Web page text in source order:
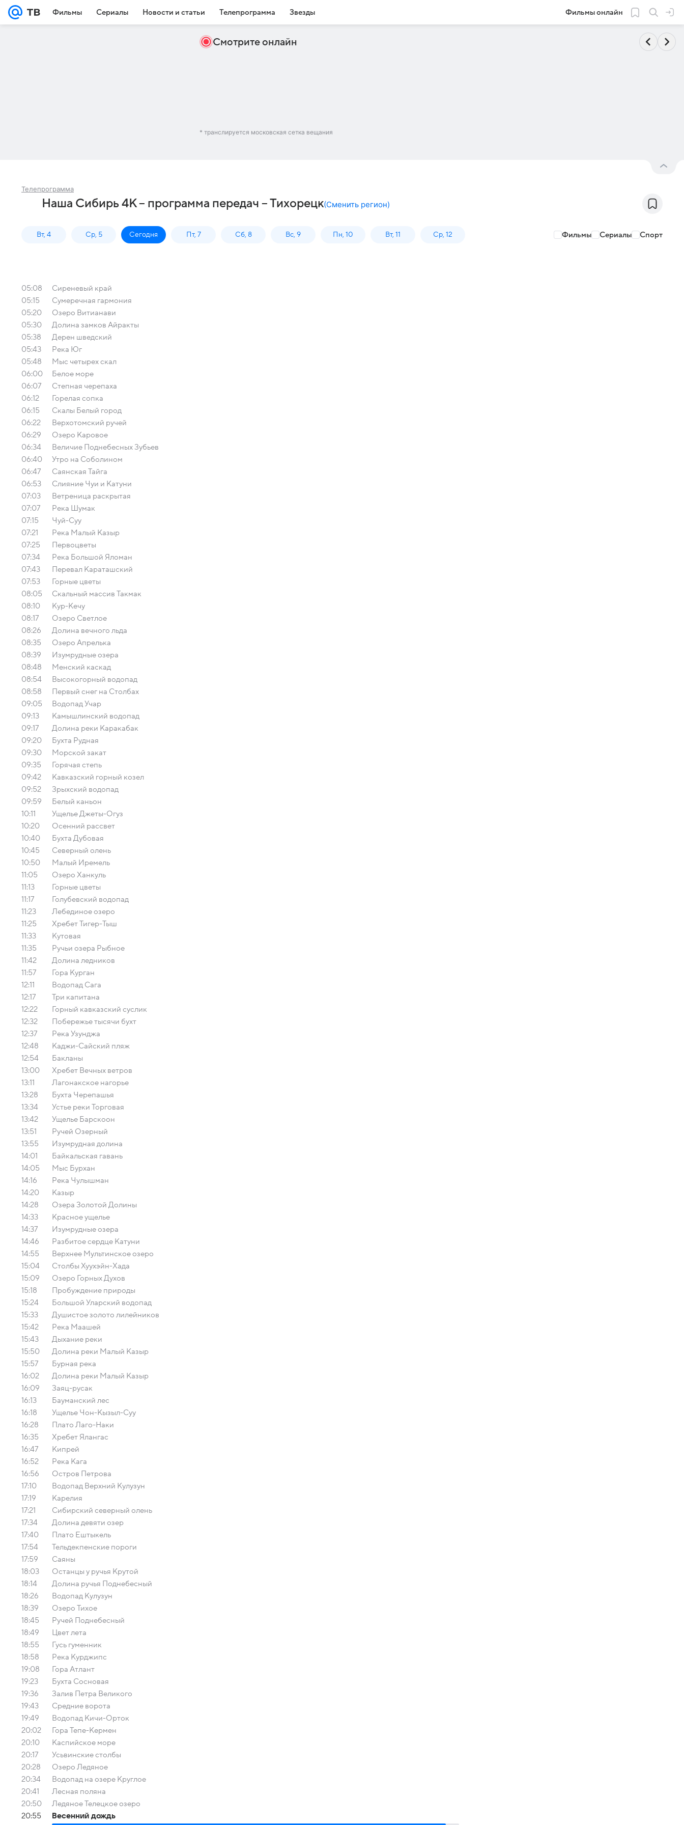
Фильмы Сериалы Новости и статьи Телепрограмма Звезды Фильмы онлайн
Смотрите онлайн
* транслируется московская сетка вещания
Телепрограмма
Наша Сибирь 4К – программа передач – Тихорецк(Сменить регион)
Вт, 4 Ср, 5 Сегодня Пт, 7 Сб, 8 Вс, 9 Пн, 10 Вт, 11 Ср, 12 Фильмы Сериалы Спорт
05:08
Сиреневый край
05:15
Сумеречная гармония
05:20
Озеро Витианави
05:30
Долина замков Айракты
05:38
Дерен шведский
05:43
Река Юг
05:48
Мыс четырех скал
06:00
Белое море
06:07
Cтепная черепаха
06:12
Горелая сопка
06:15
Скалы Белый город
06:22
Верхотомский ручей
06:29
Озеро Каровое
06:34
Величие Поднебесных Зубьев
06:40
Утро на Соболином
06:47
Саянская Тайга
06:53
Слияние Чуи и Катуни
07:03
Ветреница раскрытая
07:07
Река Шумак
07:15
Чуй-Суу
07:21
Река Малый Казыр
07:25
Первоцветы
07:34
Река Большой Яломан
07:43
Перевал Караташский
07:53
Горные цветы
08:05
Скальный массив Такмак
08:10
Кур-Кечу
08:17
Озеро Светлое
08:26
Долина вечного льда
08:35
Озеро Апрелька
08:39
Изумрудные озера
08:48
Менский каскад
08:54
Высокогорный водопад
08:58
Первый снег на Столбах
09:05
Водопад Учар
09:13
Камышлинский водопад
09:17
Долина реки Каракабак
09:20
Бухта Рудная
09:30
Морской закат
09:35
Горячая степь
09:42
Кавказский горный козел
09:52
Зрыхский водопад
09:59
Белый каньон
10:11
Ущелье Джеты-Огуз
10:20
Осенний рассвет
10:40
Бухта Дубовая
10:45
Северный олень
10:50
Малый Иремель
11:05
Озеро Ханкуль
11:13
Горные цветы
11:17
Голубевский водопад
11:23
Лебединое озеро
11:25
Хребет Тигер-Тыш
11:33
Кутовая
11:35
Ручьи озера Рыбное
11:42
Долина ледников
11:57
Гора Курган
12:11
Водопад Сага
12:17
Три капитана
12:22
Горный кавказский суслик
12:32
Побережье тысячи бухт
12:37
Река Узунджа
12:48
Каджи-Сайский пляж
12:54
Бакланы
13:00
Хребет Вечных ветров
13:11
Лагонакское нагорье
13:28
Бухта Черепашья
13:34
Устье реки Торговая
13:42
Ущелье Барскоон
13:51
Ручей Озерный
13:55
Изумрудная долина
14:01
Байкальская гавань
14:05
Мыс Бурхан
14:16
Река Чулышман
14:20
Казыр
14:28
Озера Золотой Долины
14:33
Красное ущелье
14:37
Изумрудные озера
14:46
Разбитое сердце Катуни
14:55
Верхнее Мультинское озеро
15:04
Столбы Хуухэйн-Хада
15:09
Озеро Горных Духов
15:18
Пробуждение природы
15:24
Большой Уларский водопад
15:33
Душистое золото лилейников
15:42
Река Маашей
15:43
Дыхание реки
15:50
Долина реки Малый Казыр
15:57
Бурная река
16:02
Долина реки Малый Казыр
16:09
Заяц-русак
16:13
Бауманский лес
16:18
Ущелье Чон-Кызыл-Суу
16:28
Плато Лаго-Наки
16:35
Хребет Ялангас
16:47
Кипрей
16:52
Река Кага
16:56
Остров Петрова
17:10
Водопад Верхний Кулузун
17:19
Карелия
17:21
Сибирский северный олень
17:34
Долина девяти озер
17:40
Плато Ештыкель
17:54
Тельдекпенские пороги
17:59
Саяны
18:03
Останцы у ручья Крутой
18:14
Долина ручья Поднебесный
18:26
Водопад Кулузун
18:39
Озеро Тихое
18:45
Ручей Поднебесный
18:49
Цвет лета
18:55
Гусь гуменник
18:58
Река Курджипс
19:08
Гора Атлант
19:23
Бухта Сосновая
19:36
Залив Петра Великого
19:43
Средние ворота
19:49
Водопад Кичи-Орток
20:02
Гора Тепе-Кермен
20:10
Каспийское море
20:17
Усьвинские столбы
20:28
Озеро Ледяное
20:34
Водопад на озере Круглое
20:41
Лесная поляна
20:50
Ледяное Телецкое озеро
20:55
Весенний дождь